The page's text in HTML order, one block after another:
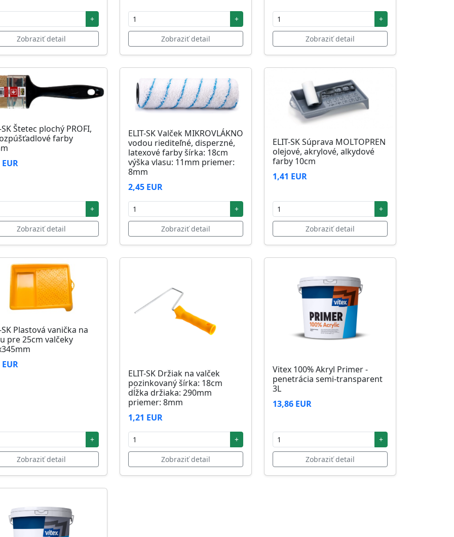
+
Zobraziť detail
+
Zobraziť detail
+
Zobraziť detail
SK Štetec plochý PROFI,
farby
+
Zobraziť detail
ELIT-SK Valček MIKROVLÁKNO
vodou riediteľné, disperzné,
latexové farby šírka: 18cm
výška vlasu: 11mm priemer:
8mm
2,45 EUR
+
Zobraziť detail
ELIT-SK Súprava MOLTOPREN
olejové, akrylové, alkydové
farby 10cm
1,41 EUR
+
Zobraziť detail
SK Plastová vanička na
pre 25cm valčeky
+
Zobraziť detail
ELIT-SK Držiak na valček
pozinkovaný šírka: 18cm
dĺžka držiaka: 290mm
priemer: 8mm
1,21 EUR
+
Zobraziť detail
Vitex 100% Akryl Primer -
penetrácia semi-transparent
3L
13,86 EUR
+
Zobraziť detail